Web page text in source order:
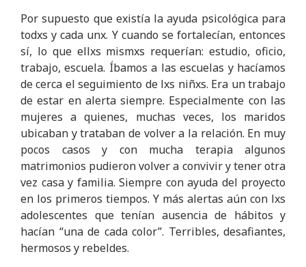
Por supuesto que existía la ayuda psicológica para
todxs y cada unx. Y cuando se fortalecían, entonces
sí, lo que ellxs mismxs requerían: estudio, oficio,
trabajo, escuela. Íbamos a las escuelas y hacíamos
de cerca el seguimiento de lxs niñxs. Era un trabajo
de estar en alerta siempre. Especialmente con las
mujeres a quienes, muchas veces, los maridos
ubicaban y trataban de volver a la relación. En muy
pocos casos y con mucha terapia algunos
matrimonios pudieron volver a convivir y tener otra
vez casa y familia. Siempre con ayuda del proyecto
en los primeros tiempos. Y más alertas aún con lxs
adolescentes que tenían ausencia de hábitos y
hacían “una de cada color”. Terribles, desafiantes,
hermosos y rebeldes.